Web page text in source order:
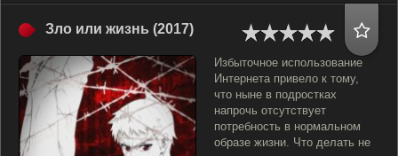
Зло или жизнь (2017)
Избыточное использование
Интернета привело к тому,
что ныне в подростках
напрочь отсутствует
потребность в нормальном
образе жизни. Что делать не